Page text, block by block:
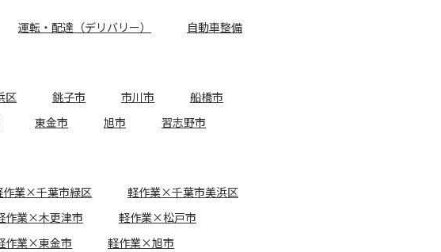
運転・配達（デリバリー）
自動車整備
区 銚子市 市川市
船橋市
東金市 旭市
習志野市
作業×千葉市緑区
軽作業×千葉市美浜区
作業×木更津市
軽作業×松戸市
作業×東金市
軽作業×旭市